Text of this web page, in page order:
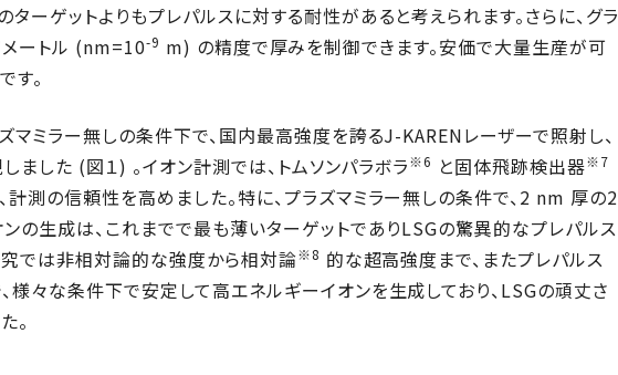
ーゲットよりもプレパルスに対する耐性があると考えられます。さらに、グラ
メートル (nm=10-9 m) の精度で厚みを制御できます。安価で大量生産が可
す。
マミラー無しの条件下で、国内最高強度を誇るJ-KARENレーザーで照射し、
した (図１) 。イオン計測では、トムソンパラボラ※6 と固体飛跡検出器※7
計測の信頼性を高めました。特に、プラズマミラー無しの条件で、2 nm 厚の2
の生成は、これまでで最も薄いターゲットでありLSGの驚異的なプレパルス
究では非相対論的な強度から相対論※8 的な超高強度まで、またプレパルス
様々な条件下で安定して高エネルギーイオンを生成しており、LSGの頑丈さ
。